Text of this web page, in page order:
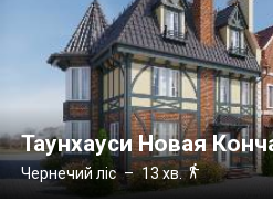
Таунхауси Новая
Чернечий ліс– 13 хв.